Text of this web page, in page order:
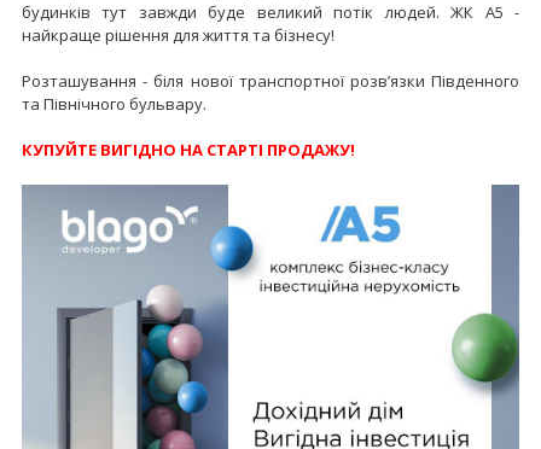
будинків тут завжди буде великий потік людей. ЖК А5 -
найкраще рішення для життя та бізнесу!
Розташування - біля нової транспортної розв’язки Південного
та Північного бульвару.
КУПУЙТЕ ВИГІДНО НА СТАРТІ ПРОДАЖУ!